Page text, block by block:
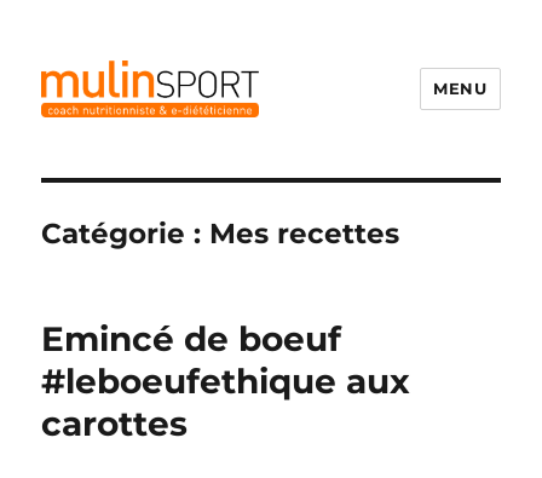
MENU
Catégorie : Mes recettes
Emincé de boeuf
#leboeufethique aux
carottes